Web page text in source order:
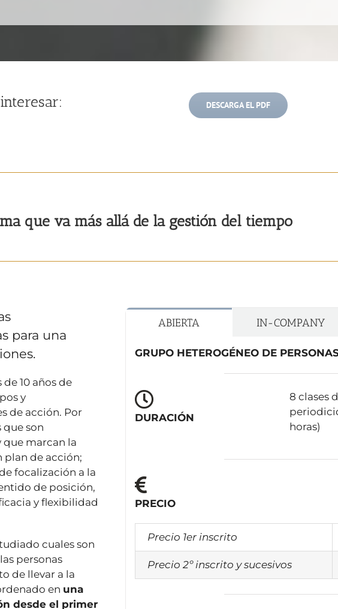
DESCARGA EL PDF
que va más allá de la gestión del tiempo
para una
10 años de
y
de acción. Por
son
que marcan la
plan de acción;
focalización a la
de posición,
y flexibilidad
cuales son
personas
de llevar a la
en una
desde el primer
ABIERTA IN-COMPANY
GRUPO HETEROGÉNEO DE
DURACIÓN
8 clases
horas)
PRECIO
Precio 1er inscrito
Precio 2º inscrito y sucesivos